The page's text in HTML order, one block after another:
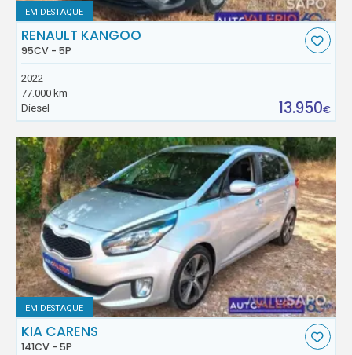
EM DESTAQUE
RENAULT KANGOO
95CV - 5P
2022
77.000 km
Diesel
13.950€
EM DESTAQUE
KIA CARENS
141CV - 5P